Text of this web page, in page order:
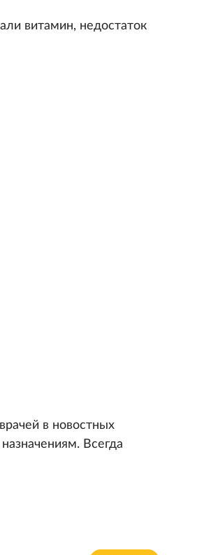
витамин, недостаток
в новостных
Всегда